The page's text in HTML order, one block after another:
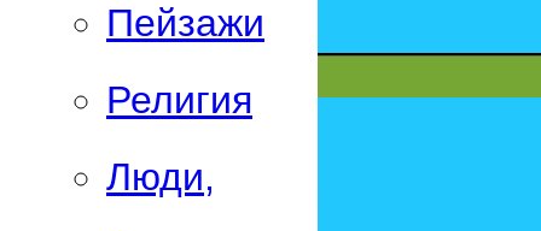
Пейзажи
Религия
Люди,